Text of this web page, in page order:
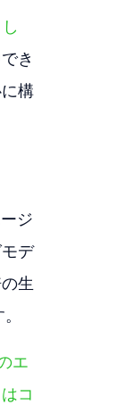
き
構
ジ
デ
生
エ
コ